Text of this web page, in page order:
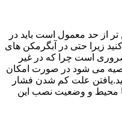
از حد معمول است باید در
زیرا حتی در آبگرمکن های
است چرا که در غیر
می شود در صورت امکان
علت کم شدن فشار
محیط و وضعیت نصب این